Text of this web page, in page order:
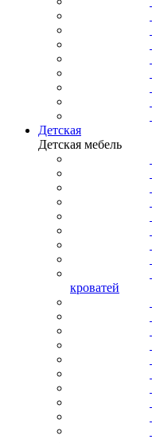
Детская
Детская мебель
кроватей